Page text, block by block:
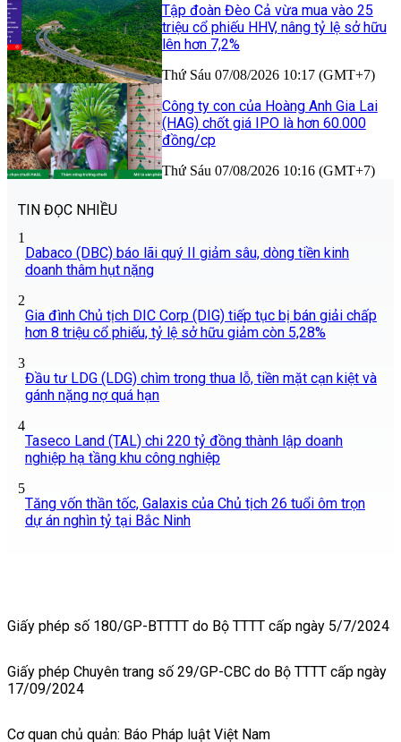
Tập đoàn Đèo Cả vừa mua vào 25
triệu cổ phiếu HHV, nâng tỷ lệ sở hữu
lên hơn 7,2%
Thứ Sáu 07/08/2026 10:17 (GMT+7)
Công ty con của Hoàng Anh Gia Lai
(HAG) chốt giá IPO là hơn 60.000
đồng/cp
Thứ Sáu 07/08/2026 10:16 (GMT+7)
TIN ĐỌC NHIỀU
1
Dabaco (DBC) báo lãi quý II giảm sâu, dòng tiền kinh
doanh thâm hụt nặng
2
Gia đình Chủ tịch DIC Corp (DIG) tiếp tục bị bán giải chấp
hơn 8 triệu cổ phiếu, tỷ lệ sở hữu giảm còn 5,28%
3
Đầu tư LDG (LDG) chìm trong thua lỗ, tiền mặt cạn kiệt và
gánh nặng nợ quá hạn
4
Taseco Land (TAL) chi 220 tỷ đồng thành lập doanh
nghiệp hạ tầng khu công nghiệp
5
Tăng vốn thần tốc, Galaxis của Chủ tịch 26 tuổi ôm trọn
dự án nghìn tỷ tại Bắc Ninh
Giấy phép số 180/GP-BTTTT do Bộ TTTT cấp ngày 5/7/2024
Giấy phép Chuyên trang số 29/GP-CBC do Bộ TTTT cấp ngày
17/09/2024
Cơ quan chủ quản: Báo Pháp luật Việt Nam